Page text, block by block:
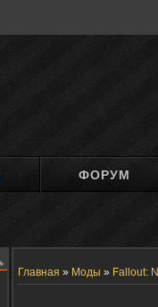
ФОРУМ
Главная » Моды » Fallout: